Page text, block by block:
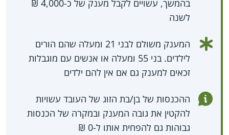
בהמשך, עשויים לקבל מענק של כ-4,000 ₪
לשנה
המענק משולם לבני 21 ומעלה שהם הורים
לילדים. בני 55 ומעלה או אנשים עם מוגבלות
זכאים למענק גם אם אין להם ילדים
ההכנסות של בן/בת הזוג של העובד עשויות
להקטין את גובה המענק ובמקרה של הכנסות
גבוהות גם להפחית אותו ל-0 ₪